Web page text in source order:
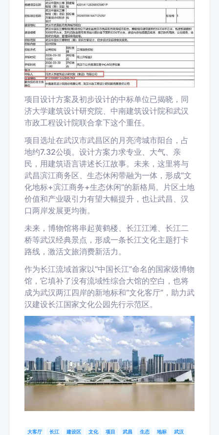
项目设计方案及初步设计的中标单位已揭晓，同
济大学建筑设计研究院、中南建筑设计院和武汉
市政工程设计院联合拿下这个重任。
项目选址在武汉市武昌区的月亮湾城市阳台，占
地约7.32公顷。设计方案力求专业、大气、亲
民，用建筑语言讲述长江故事。未来，这里将与
武昌滨江商务区、生态休闲带融为一体，形成“文
化地标+滨江商务+生态休闲”的新格局。片区土地
价值和产业吸引力有望大幅提升，也让武昌、汉
口两岸发展更均衡。
未来，博物馆将串起黄鹤楼、长江江滩、长江二
桥等武汉经典景点，形成一条长江文化主题打卡
路线，激活文旅消费新活力。
作为长江流域首家以“中国长江”命名的国家级博物
馆，它填补了没有流域性综合大馆的空白，也将
成为武汉两江四岸的新地标和“文化客厅”，助力武
汉建设长江国家文化公园先行示范区。
大客厅 长江 建设区 文化 项目 武昌 生态 地标 武汉